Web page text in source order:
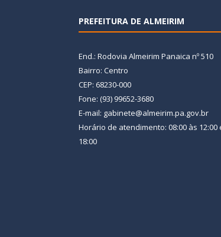
PREFEITURA DE ALMEIRIM
End.: Rodovia Almeirim Panaica nº 510
Bairro: Centro
CEP: 68230-000
Fone: (93) 99652-3680
E-mail: gabinete@almeirim.pa.gov.br
Horário de atendimento: 08:00 às 12:00
18:00